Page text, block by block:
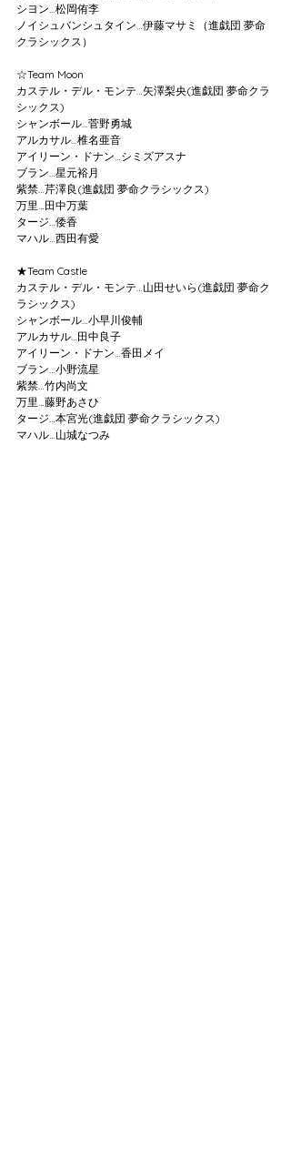
シヨン 松岡侑李
ノイシュバンシュタイン 伊藤マサミ（進戯団 夢命
クラシックス）
☆Team Moon
カステル・デル・モンテ 矢澤梨央(進戯団 夢命クラ
シックス)
シャンボール 菅野勇城
アルカサル 椎名亜音
アイリーン・ドナン シミズアスナ
ブラン 星元裕月
紫禁 芹澤良(進戯団 夢命クラシックス)
万里 田中万葉
タージ 倭香
マハル 西田有愛
★Team Castle
カステル・デル・モンテ 山田せいら(進戯団 夢命ク
ラシックス)
シャンボール 小早川俊輔
アルカサル 田中良子
アイリーン・ドナン 香田メイ
ブラン 小野流星
紫禁 竹内尚文
万里 藤野あさひ
タージ 本宮光(進戯団 夢命クラシックス)
マハル 山城なつみ